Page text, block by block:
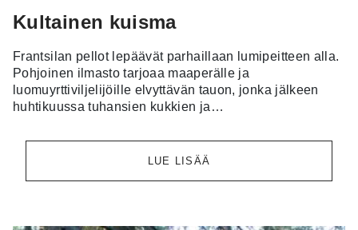
Kultainen kuisma
Frantsilan pellot lepäävät parhaillaan lumipeitteen alla.
Pohjoinen ilmasto tarjoaa maaperälle ja
luomuyrttiviljelijöille elvyttävän tauon, jonka jälkeen
huhtikuussa tuhansien kukkien ja…
LUE LISÄÄ